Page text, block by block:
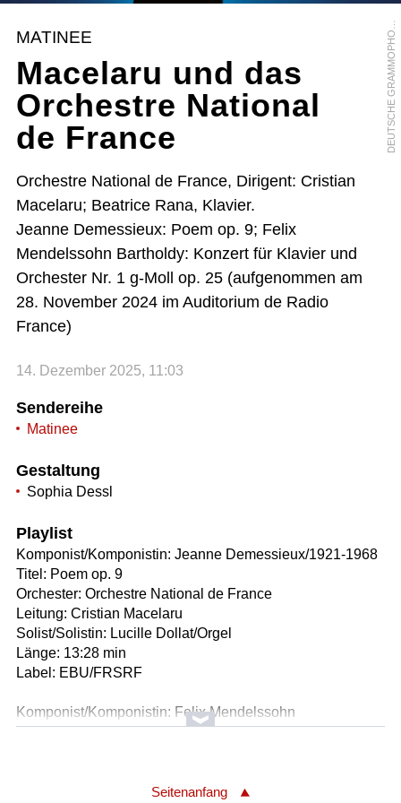
D
O
/
Z
MATINEE
Macelaru und das
Orchestre National
de France
Orchestre National de France, Dirigent: Cristian
Macelaru; Beatrice Rana, Klavier.
Jeanne Demessieux: Poem op. 9; Felix
Mendelssohn Bartholdy: Konzert für Klavier und
Orchester Nr. 1 g-Moll op. 25 (aufgenommen am
28. November 2024 im Auditorium de Radio
France)
14. Dezember 2025, 11:03
Sendereihe
Matinee
Gestaltung
Sophia Dessl
Playlist
Komponist/Komponistin: Jeanne Demessieux/1921-1968
Titel: Poem op. 9
Orchester: Orchestre National de France
Leitung: Cristian Macelaru
Solist/Solistin: Lucille Dollat/Orgel
Länge: 13:28 min
Label: EBU/FRSRF
Komponist/Komponistin: Felix Mendelssohn
Bartholdy/1809-1847
Seitenanfang